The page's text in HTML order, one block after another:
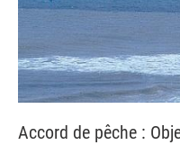
Accord de pêche :